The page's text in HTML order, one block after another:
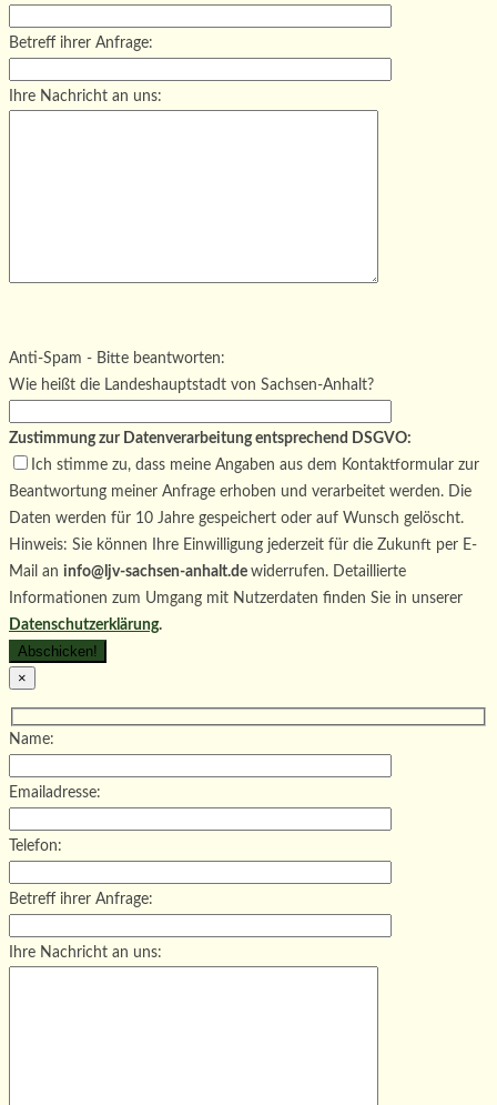
Betreff ihrer Anfrage:
Ihre Nachricht an uns:
Bitte lasse dieses Feld leer.
Anti-Spam - Bitte beantworten:
Wie heißt die Landeshauptstadt von Sachsen-Anhalt?
Zustimmung zur Datenverarbeitung entsprechend DSGVO:
Ich stimme zu, dass meine Angaben aus dem Kontaktformular zur
Beantwortung meiner Anfrage erhoben und verarbeitet werden. Die
Daten werden für 10 Jahre gespeichert oder auf Wunsch gelöscht.
Hinweis: Sie können Ihre Einwilligung jederzeit für die Zukunft per E-
Mail an info@ljv-sachsen-anhalt.de widerrufen. Detaillierte
Informationen zum Umgang mit Nutzerdaten finden Sie in unserer
Datenschutzerklärung.
×
Name:
Emailadresse:
Telefon:
Betreff ihrer Anfrage:
Ihre Nachricht an uns: